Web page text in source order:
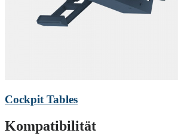
Cockpit Tables
Kompatibilität